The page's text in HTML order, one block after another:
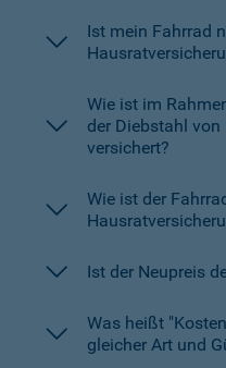
Ist mein Fahrrad
Wie ist im
der Diebstahl
versichert?
Wie ist der
Ist der Neupreis
Was heißt
gleicher Art und